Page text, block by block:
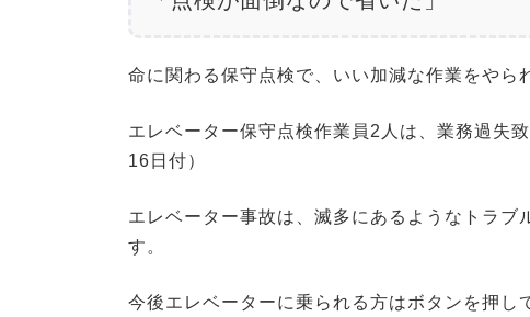
命に関わる保守点検で、いい加減な作業をやら
エレベーター保守点検作業員2人は、業務過失
16日付）
エレベーター事故は、滅多にあるようなトラブ
す。
今後エレベーターに乗られる方はボタンを押し